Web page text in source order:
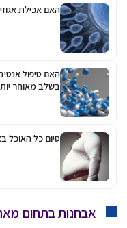
האם אכילת
האם טיפול
בשלב מאוחר
סיום כל האוכל
אבחנות בתחום